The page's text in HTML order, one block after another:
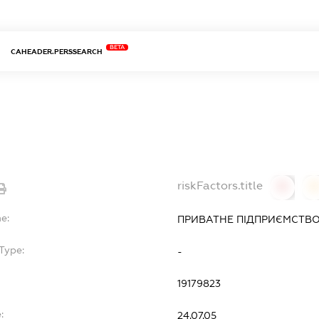
CAHEADER.PERSSEARCH
BETA
riskFactors.title
ПРИВАТНЕ
-
19179823
24.07.05